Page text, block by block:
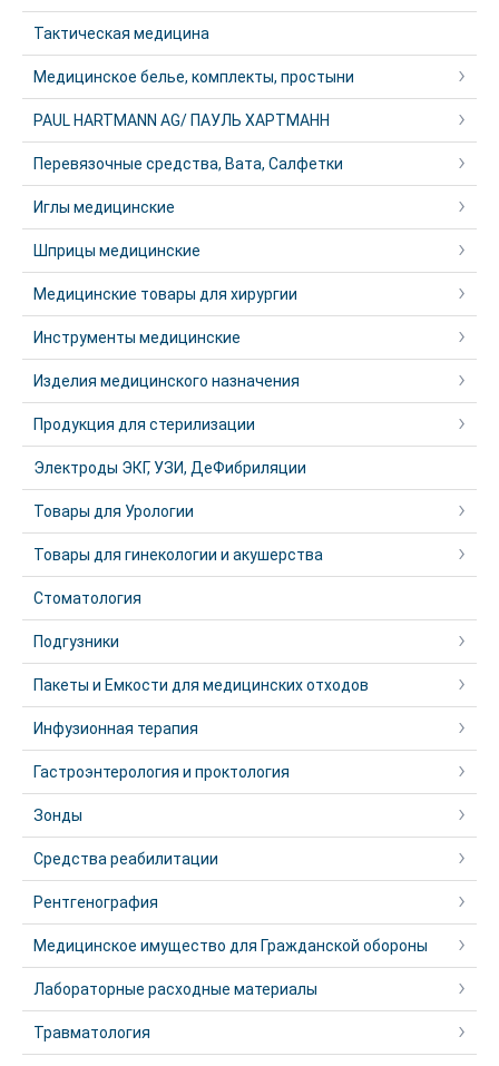
Тактическая медицина
Медицинское белье, комплекты, простыни
PAUL HARTMANN AG/ ПАУЛЬ ХАРТМАНН
Перевязочные средства, Вата, Салфетки
Иглы медицинские
Шприцы медицинские
Медицинские товары для хирургии
Инструменты медицинские
Изделия медицинского назначения
Продукция для стерилизации
Электроды ЭКГ, УЗИ, ДеФибриляции
Товары для Урологии
Товары для гинекологии и акушерства
Стоматология
Подгузники
Пакеты и Емкости для медицинских отходов
Инфузионная терапия
Гастроэнтерология и проктология
Зонды
Средства реабилитации
Рентгенография
Медицинское имущество для Гражданской обороны
Лабораторные расходные материалы
Травматология